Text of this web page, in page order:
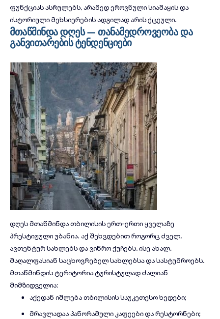
ფუნქციას ასრულებს, არამედ ეროვნული სიამაყის და
ისტორიული მეხსიერების ადგილად არის ქცეული.
მთაწმინდა დღეს — თანამედროვეობა და
განვითარების ტენდენციები
დღეს მთაწმინდა თბილისის ერთ-ერთი ყველაზე
პრესტიჟული უბანია. აქ შეხვდებით როგორც ძველ,
ავთენტურ სახლებს და ვიწრო ქუჩებს, ისე ახალ,
მაღალფასიან საცხოვრებელ სახლებსა და სასტუმროებს.
მთაწმინდის ტერიტორია ტურისტულად ძალიან
მიმზიდველია:
აქედან იშლება თბილისის საუკეთესო ხედები;
მრავლადაა პანორამული კაფეები და რესტორნები;